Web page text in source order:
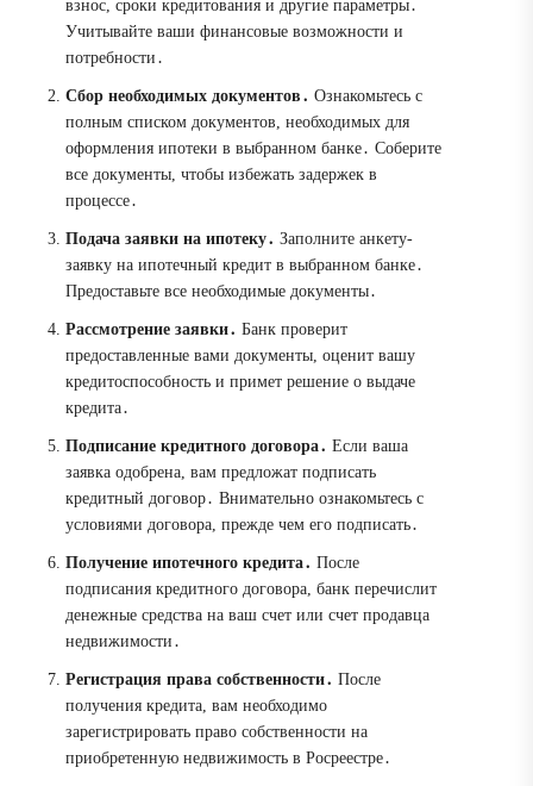
взнос, сроки кредитования и другие параметры․
Учитывайте ваши финансовые возможности и
потребности․
Сбор необходимых документов․ Ознакомьтесь с
полным списком документов, необходимых для
оформления ипотеки в выбранном банке․ Соберите
все документы, чтобы избежать задержек в
процессе․
Подача заявки на ипотеку․ Заполните анкету-
заявку на ипотечный кредит в выбранном банке․
Предоставьте все необходимые документы․
Рассмотрение заявки․ Банк проверит
предоставленные вами документы, оценит вашу
кредитоспособность и примет решение о выдаче
кредита․
Подписание кредитного договора․ Если ваша
заявка одобрена, вам предложат подписать
кредитный договор․ Внимательно ознакомьтесь с
условиями договора, прежде чем его подписать․
Получение ипотечного кредита․ После
подписания кредитного договора, банк перечислит
денежные средства на ваш счет или счет продавца
недвижимости․
Регистрация права собственности․ После
получения кредита, вам необходимо
зарегистрировать право собственности на
приобретенную недвижимость в Росреестре․